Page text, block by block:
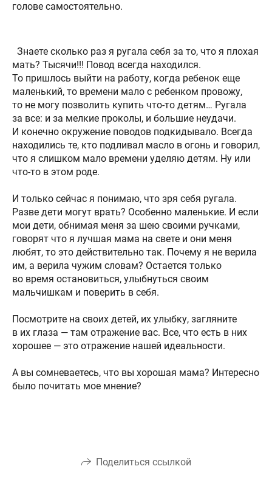
голове самостоятельно.
Знаете сколько раз я ругала себя за то, что я плохая
мать? Тысячи!!! Повод всегда находился.
То пришлось выйти на работу, когда ребенок еще
маленький, то времени мало с ребенком провожу,
то не могу позволить купить что-то детям… Ругала
за все: и за мелкие проколы, и большие неудачи.
И конечно окружение поводов подкидывало. Всегда
находились те, кто подливал масло в огонь и говорил,
что я слишком мало времени уделяю детям. Ну или
что-то в этом роде.
И только сейчас я понимаю, что зря себя ругала.
Разве дети могут врать? Особенно маленькие. И если
мои дети, обнимая меня за шею своими ручками,
говорят что я лучшая мама на свете и они меня
любят, то это действительно так. Почему я не верила
им, а верила чужим словам? Остается только
во время остановиться, улыбнуться своим
мальчишкам и поверить в себя.
Посмотрите на своих детей, их улыбку, загляните
в их глаза — там отражение вас. Все, что есть в них
хорошее — это отражение нашей идеальности.
А вы сомневаетесь, что вы хорошая мама? Интересно
было почитать мое мнение?
Поделиться ссылкой